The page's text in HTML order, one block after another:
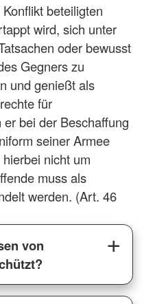
beteiligten
wird, sich unter
oder bewusst
Gegners zu
und genießt als
für
bei der Beschaffung
seiner Armee
nicht um
muss als
werden. (Art. 46
von